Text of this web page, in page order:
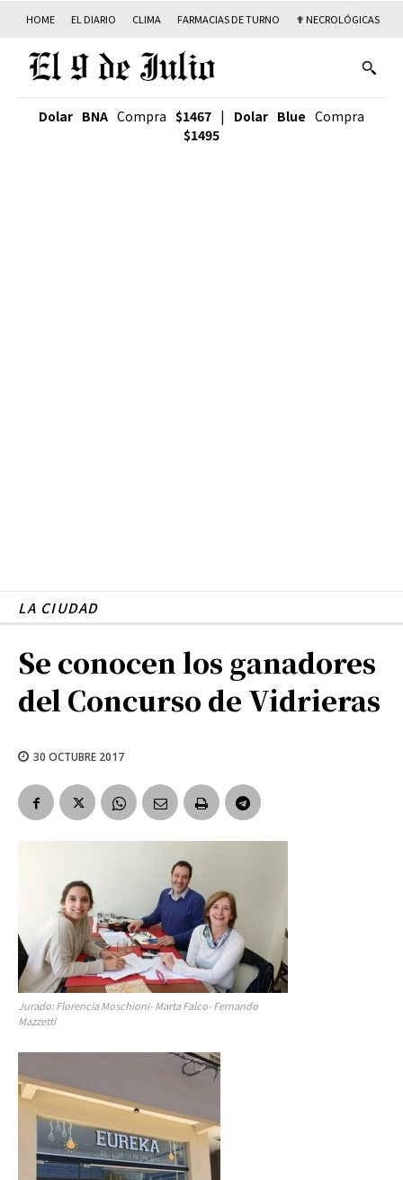
HOME EL DIARIO CLIMA FARMACIAS DE TURNO ✟ NECROLÓGICAS
Dolar BNA Compra $1467 | Dolar Blue Compra
$1495
LA CIUDAD
Se conocen los ganadores
del Concurso de Vidrieras
30 OCTUBRE 2017
Jurado: Florencia Moschioni- Marta Falco- Fernando
Mazzetti